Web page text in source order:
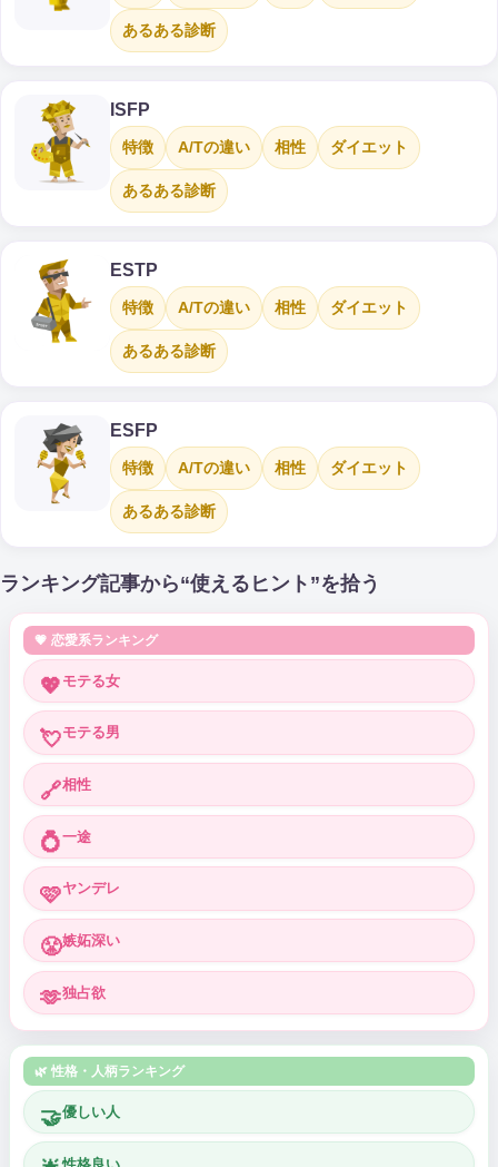
あるある診断
ISFP
特徴 A/Tの違い 相性 ダイエット
あるある診断
ESTP
特徴 A/Tの違い 相性 ダイエット
あるある診断
ESFP
特徴 A/Tの違い 相性 ダイエット
あるある診断
ランキング記事から“使えるヒント”を拾う
💗 恋愛系ランキング
💖 モテる女
💘モテる男
🔗相性
💍一途
🩷ヤンデレ
😤嫉妬深い
🫶独占欲
🌿 性格・人柄ランキング
🤝優しい人